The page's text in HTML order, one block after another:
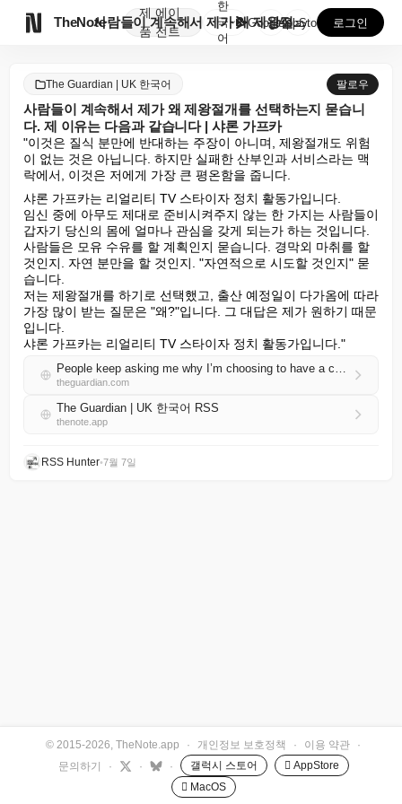
TheNote
제
품
에이
전트
사람들이 계속해서 제가 왜 제왕절개를 선택하는지 묻습니...
한
국
어
GooglePlay
AppStore 로그인
The Guardian | UK 한국어 팔로우
사람들이 계속해서 제가 왜 제왕절개를 선택하는지 묻습니
다. 제 이유는 다음과 같습니다 | 샤론 가프카
"이것은 질식 분만에 반대하는 주장이 아니며, 제왕절개도 위험
이 없는 것은 아닙니다. 하지만 실패한 산부인과 서비스라는 맥
락에서, 이것은 저에게 가장 큰 평온함을 줍니다.
샤론 가프카는 리얼리티 TV 스타이자 정치 활동가입니다.
임신 중에 아무도 제대로 준비시켜주지 않는 한 가지는 사람들이
갑자기 당신의 몸에 얼마나 관심을 갖게 되는가 하는 것입니다.
사람들은 모유 수유를 할 계획인지 묻습니다. 경막외 마취를 할
것인지. 자연 분만을 할 것인지. "자연적으로 시도할 것인지" 묻
습니다.
저는 제왕절개를 하기로 선택했고, 출산 예정일이 다가옴에 따라
가장 많이 받는 질문은 "왜?"입니다. 그 대답은 제가 원하기 때문
입니다.
샤론 가프카는 리얼리티 TV 스타이자 정치 활동가입니다."
People keep asking me why I’m choosing to have a caesarean – here are my reasons | Sharon Gaffka
theguardian.com
The Guardian | UK 한국어 RSS
thenote.app
RSS Hunter•7월 7일
© 2015-2026, TheNote.app · 개인정보 보호정책 · 이용 약관
·
문의하기
· · · 갤럭시 스토어
 AppStore
 MacOS